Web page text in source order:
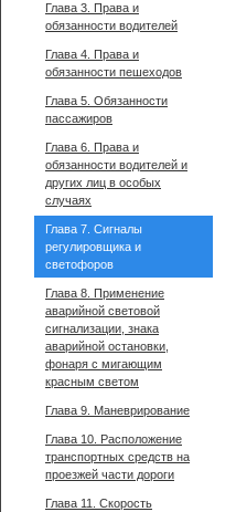
Глава 3. Права и
обязанности водителей
Глава 4. Права и
обязанности пешеходов
Глава 5. Обязанности
пассажиров
Глава 6. Права и
обязанности водителей и
других лиц в особых
случаях
Глава 7. Сигналы
регулировщика и
светофоров
Глава 8. Применение
аварийной световой
сигнализации, знака
аварийной остановки,
фонаря с мигающим
красным светом
Глава 9. Маневрирование
Глава 10. Расположение
транспортных средств на
проезжей части дороги
Глава 11. Скорость